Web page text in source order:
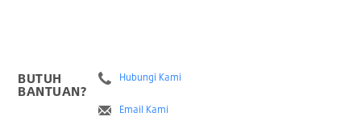
BUTUH
BANTUAN?
Hubungi Kami
Email Kami